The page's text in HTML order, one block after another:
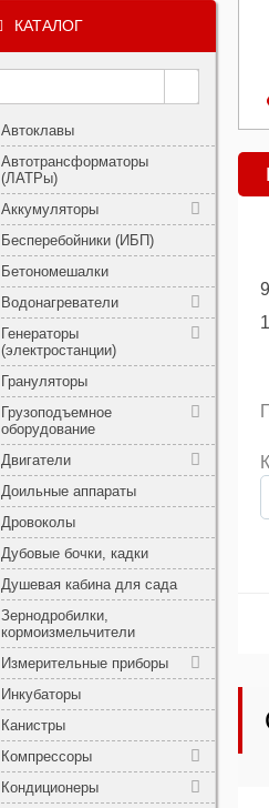
КАТАЛОГ
Автоклавы
Автотрансформаторы
(ЛАТРы)
Аккумуляторы
Бесперебойники (ИБП)
Бетономешалки
Водонагреватели
Генераторы
(электростанции)
Грануляторы
Грузоподъемное
оборудование
Двигатели
Доильные аппараты
Дровоколы
Дубовые бочки, кадки
Душевая кабина для сада
Зернодробилки,
кормоизмельчители
Измерительные приборы
Инкубаторы
Канистры
Компрессоры
Кондиционеры